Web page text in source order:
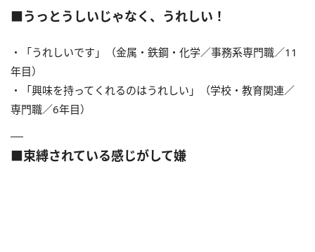
■うっとうしいじゃなく、うれしい！
・「うれしいです」（金属・鉄鋼・化学／事務系専門職／11
年目）
・「興味を持ってくれるのはうれしい」（学校・教育関連／
専門職／6年目）
■束縛されている感じがして嫌